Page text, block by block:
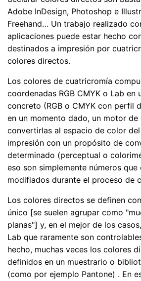
Adobe InDesign, Photoshop e
Freehand… Un trabajo realizado
aplicaciones puede estar hecho
destinados a impresión por
colores directos.
Los colores de cuatricromía
coordenadas RGB CMYK o Lab en
concreto (RGB o CMYK con perfil
en un momento dado, un motor
convertirlas al espacio de color
impresión con un propósito de
determinado (perceptual o
eso son simplemente números que
modifiados durante el proceso de
Los colores directos se definen
único [se suelen agrupar como
planas"] y, en el mejor de los
Lab que raramente son
hecho, muchas veces los colores
definidos en un muestrario o
(como por ejemplo Pantone) . En